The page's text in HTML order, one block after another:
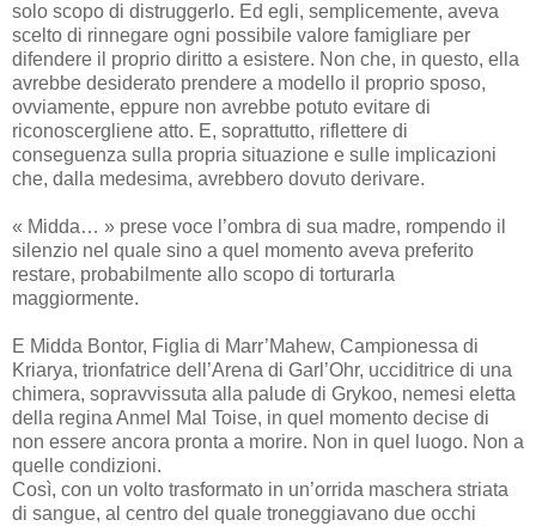
solo scopo di distruggerlo. Ed egli, semplicemente, aveva
scelto di rinnegare ogni possibile valore famigliare per
difendere il proprio diritto a esistere. Non che, in questo, ella
avrebbe desiderato prendere a modello il proprio sposo,
ovviamente, eppure non avrebbe potuto evitare di
riconoscergliene atto. E, soprattutto, riflettere di
conseguenza sulla propria situazione e sulle implicazioni
che, dalla medesima, avrebbero dovuto derivare.
« Midda… » prese voce l’ombra di sua madre, rompendo il
silenzio nel quale sino a quel momento aveva preferito
restare, probabilmente allo scopo di torturarla
maggiormente.
E Midda Bontor, Figlia di Marr’Mahew, Campionessa di
Kriarya, trionfatrice dell’Arena di Garl’Ohr, ucciditrice di una
chimera, sopravvissuta alla palude di Grykoo, nemesi eletta
della regina Anmel Mal Toise, in quel momento decise di
non essere ancora pronta a morire. Non in quel luogo. Non a
quelle condizioni.
Così, con un volto trasformato in un’orrida maschera striata
di sangue, al centro del quale troneggiavano due occhi